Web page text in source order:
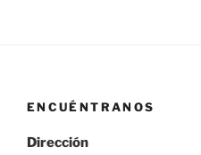
ENCUÉNTRANOS
Dirección